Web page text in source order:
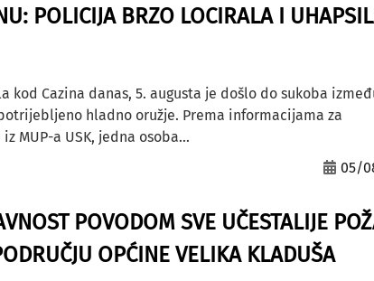
POLICIJA BRZO LOCIRALA I
kod Cazina danas, 5. augusta je došlo do sukoba
hladno oružje. Prema informacijama za
MUP-a USK, jedna osoba...
05/
POVODOM SVE UČESTALIJE
OPĆINE VELIKA KLADUŠA